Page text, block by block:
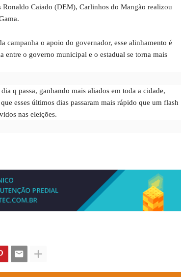
Caiado (DEM), Carlinhos do Mangão realizou
campanha o apoio do governador, esse alinhamento é
o governo municipal e o estadual se torna mais
q passa, ganhando mais aliados em toda a cidade,
esses últimos dias passaram mais rápido que um flash
nas eleições.